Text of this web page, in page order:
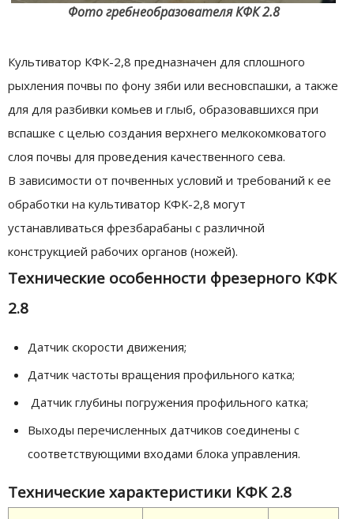
Фото гребнеобразователя КФК 2.8
Культиватор КФК-2,8 предназначен для сплошного
рыхления почвы по фону зяби или весновспашки, а также
для для разбивки комьев и глыб, образовавшихся при
вспашке с целью создания верхнего мелкокомковатого
слоя почвы для проведения качественного сева.
В зависимости от почвенных условий и требований к ее
обработки на культиватор КФК-2,8 могут
устанавливаться фрезбарабаны с различной
конструкцией рабочих органов (ножей).
Технические особенности фрезерного КФК
2.8
Датчик скорости движения;
Датчик частоты вращения профильного катка;
Датчик глубины погружения профильного катка;
Выходы перечисленных датчиков соединены с
соответствующими входами блока управления.
Технические характеристики КФК 2.8